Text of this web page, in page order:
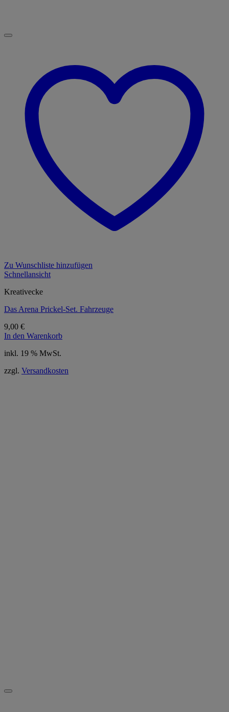
Zu Wunschliste hinzufügen
Schnellansicht
Kreativecke
Das Arena Prickel-Set. Fahrzeuge
9,00 €
In den Warenkorb
inkl. 19 % MwSt.
zzgl. Versandkosten